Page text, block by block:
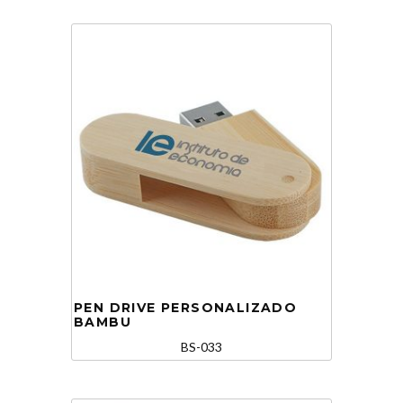
PEN DRIVE PERSONALIZADO
BAMBU
BS-033